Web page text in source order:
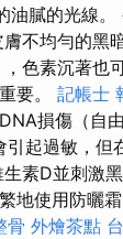
油膩的光線。
不均勻的黑
色素沉著也
要。 記帳士
損傷（自
引起過敏，但
素D並刺激
地使用防曬
骨 外燴茶點